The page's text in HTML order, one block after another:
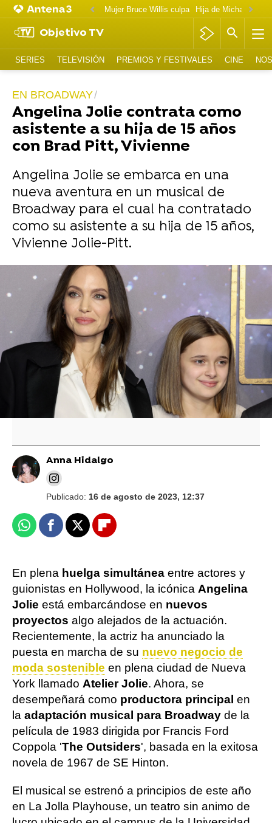
Mujer Bruce Willis culpa
Objetivo TV
SERIES TELEVISIÓN PREMIOS Y FESTIVALES CINE
EN BROADWAY
Angelina Jolie contrata como
asistente a su hija de 15 años
con Brad Pitt, Vivienne
Angelina Jolie se embarca en una
nueva aventura en un musical de
Broadway para el cual ha contratado
como su asistente a su hija de 15 años,
Vivienne Jolie-Pitt.
Uno de los hijos de Angelina Jolie y Brad Pitt
ya triunfa como artista con una identidad
oculta
Aumenta la tensión entre Brad Pitt y Angelina
Jolie: Acusan al actor de ser un "niño
petulante" y "saquear" el viñedo que
compartían
Anna Hidalgo
Publicado: 16 de agosto de 2023, 12:37
WhatsappFacebook
X Flipboard
En plena huelga simultánea entre actores y
guionistas en Hollywood, la icónica Angelina
Jolie está embarcándose en nuevos
proyectos algo alejados de la actuación.
Recientemente, la actriz ha anunciado la
puesta en marcha de su nuevo negocio de
moda sostenible en plena ciudad de Nueva
York llamado Atelier Jolie. Ahora, se
desempeñará como productora principal en
la adaptación musical para Broadway de la
película de 1983 dirigida por Francis Ford
Coppola 'The Outsiders', basada en la exitosa
novela de 1967 de SE Hinton.
El musical se estrenó a principios de este año
en La Jolla Playhouse, un teatro sin animo de